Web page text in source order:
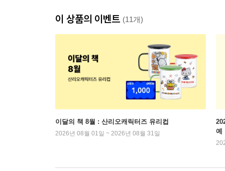
이 상품의 이벤트 (11개)
이달의 책 8월 : 산리오캐릭터즈 유리컵
2026년 08월 01일 ~ 2026년 08월 31일
예